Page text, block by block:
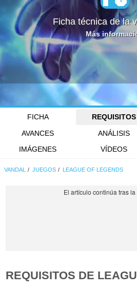
Ficha técnica de la
Más
FICHA REQUISITOS
AVANCES
ANÁLISIS
IMÁGENES
VÍDEOS
VANDAL JUEGOS LEAGUE OF LEGENDS
REQUISITOS DE